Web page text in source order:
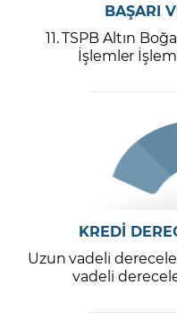
BAŞARI
11. TSPB Altın
İşlemler
KREDİ
Uzun vadeli
vadeli